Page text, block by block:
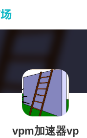
vpm加速器vp